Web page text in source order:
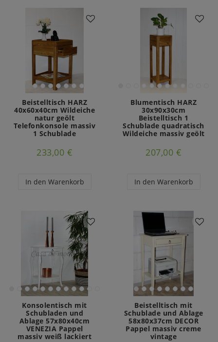
Beistelltisch HARZ
40x60x40cm Wildeiche
natur geölt
Telefonkonsole massiv
1 Schublade
233,00 €
In den Warenkorb
Blumentisch HARZ
30x90x30cm
Beistelltisch 1
Schublade quadratisch
Wildeiche massiv geölt
207,00 €
In den Warenkorb
Konsolentisch mit
Schubladen und
Ablage 57x80x40cm
VENEZIA Pappel
massiv weiß lackiert
Beistelltisch mit
Schublade und Ablage
58x80x37cm DECOR
Pappel massiv creme
vintage